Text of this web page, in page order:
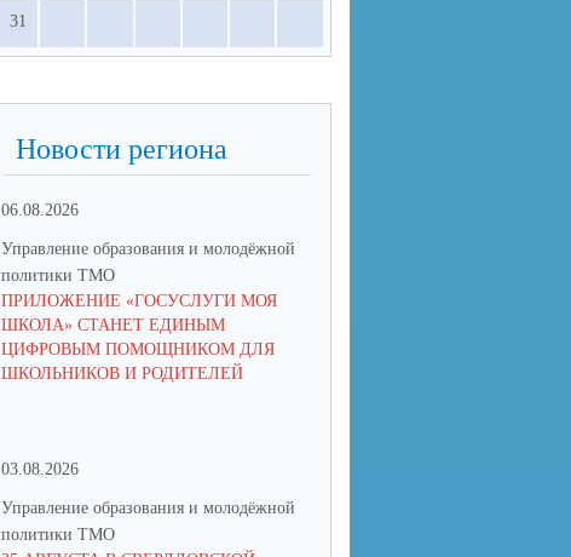
31
Новости региона
06.08.2026
Управление образования и молодёжной
политики ТМО
ПРИЛОЖЕНИЕ «ГОСУСЛУГИ МОЯ
ШКОЛА» СТАНЕТ ЕДИНЫМ
ЦИФРОВЫМ ПОМОЩНИКОМ ДЛЯ
ШКОЛЬНИКОВ И РОДИТЕЛЕЙ
03.08.2026
Управление образования и молодёжной
политики ТМО